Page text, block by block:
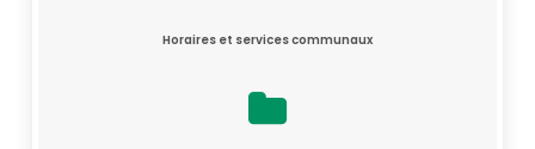
Horaires et services communaux